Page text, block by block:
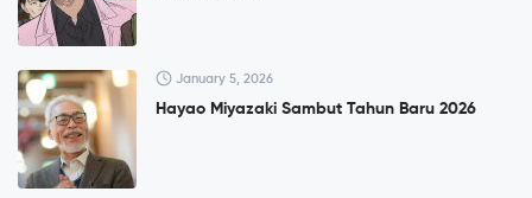
January 5, 2026
Hayao Miyazaki Sambut Tahun Baru 2026